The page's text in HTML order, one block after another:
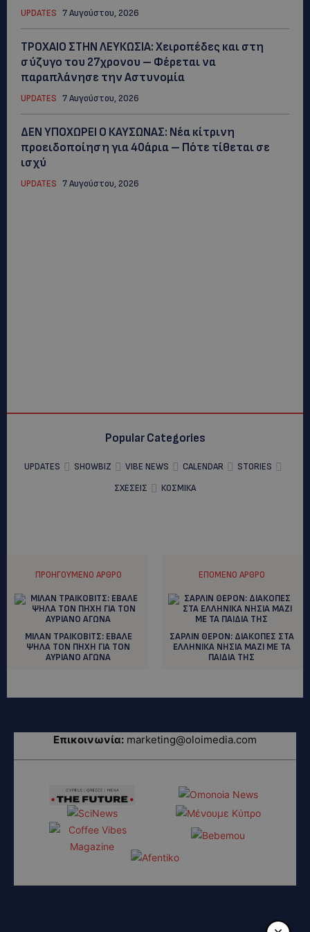
UPDATES 7 Αυγούστου, 2026
ΤΡΟΧΑΙΟ ΣΤΗΝ ΛΕΥΚΩΣΙΑ: Χειροπέδες και στη
σύζυγο του 27χρονου – Φέρεται να
παραπλάνησε την Αστυνομία
UPDATES 7 Αυγούστου, 2026
ΔΕΝ ΥΠΟΧΩΡΕΙ Ο ΚΑΥΣΩΝΑΣ: Νέα κίτρινη
προειδοποίηση για 40άρια – Πότε τίθεται σε
ισχύ
UPDATES 7 Αυγούστου, 2026
Popular Categories
UPDATES SHOWBIZ VIBE NEWS CALENDAR
STORIES
ΣΧΕΣΕΙΣ
ΚΟΣΜΙΚΑ
ΠΡΟΗΓΟΎΜΕΝΟ ΆΡΘΡΟ
ΜΙΛΑΝ ΤΡΑΙΚΟΒΙΤΣ: ΕΒΑΛΕ
ΨΗΛΑ ΤΟΝ ΠΗΧΗ ΓΙΑ ΤΟΝ
ΑΥΡΙΑΝΟ ΑΓΩΝΑ
ΕΠΌΜΕΝΟ ΆΡΘΡΟ
ΣΑΡΛΙΝ ΘΕΡΟΝ: ΔΙΑΚΟΠΕΣ ΣΤΑ
ΕΛΛΗΝΙΚΑ ΝΗΣΙΑ ΜΑΖΙ ΜΕ ΤΑ
ΠΑΙΔΙΑ ΤΗΣ
Επικοινωνία: marketing@oloimedia.com